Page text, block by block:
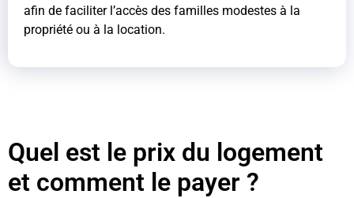
afin de faciliter l’accès des familles modestes à la
propriété ou à la location.
Quel est le prix du logement
et comment le payer ?